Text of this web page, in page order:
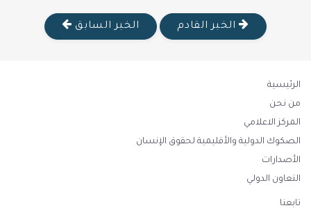
الخبر القادم الخبر السابق
الرئيسية
من نحن
المركز الاعلامي
الصكوك الدولية والأقليمية لحقوق الإنسان
الأصدارات
التعاون الدولي
تابعنا